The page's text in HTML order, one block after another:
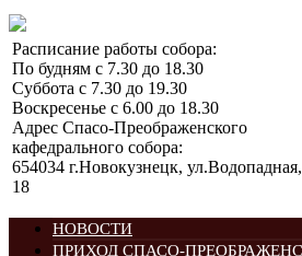
Расписание работы собора:
По будням с 7.30 до 18.30
Суббота с 7.30 до 19.30
Воскресенье с 6.00 до 18.30
Адрес Спасо-Преображенского
кафедрального собора:
654034 г.Новокузнецк, ул.Водопадная,
18
НОВОСТИ
ПРИХОД СПАСО-